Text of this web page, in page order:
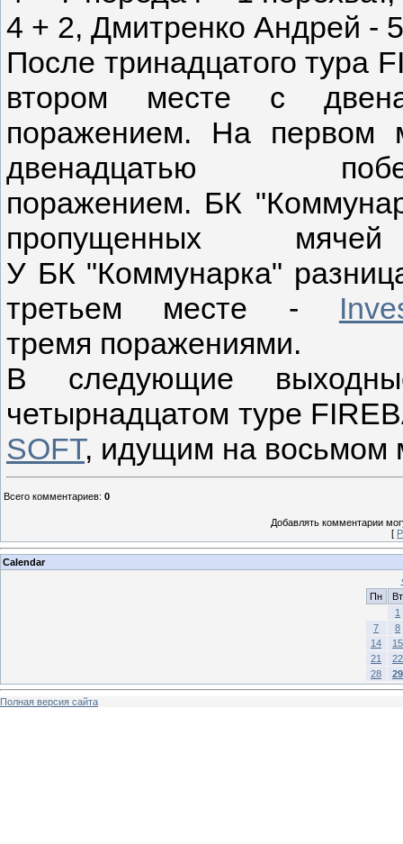
4 + 2, Дмитренко Андрей -
После тринадцатого тура
втором месте с
поражением. На первом
двенадцатью
поражением. БК
пропущенных
У БК "Коммунарка"
третьем месте -
тремя поражениями.
В следующие
четырнадцатом туре
SOFT, идущим на восьмом
Всего комментариев: 0
Добавлять комментарии
[
Calendar
Пн
Вт
1
7
8
14
15
21
22
28
29
Полная версия сайта